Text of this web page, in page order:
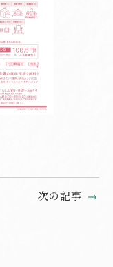
次の記事